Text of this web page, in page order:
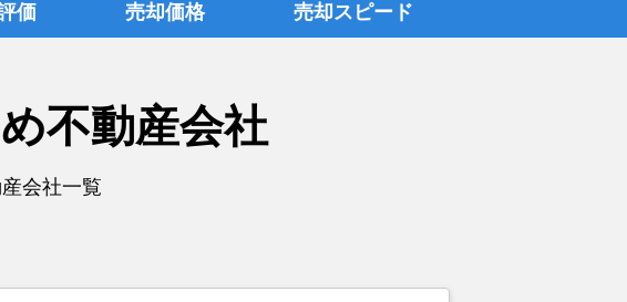
価 売却価格 売却スピード
不動産会社
会社一覧